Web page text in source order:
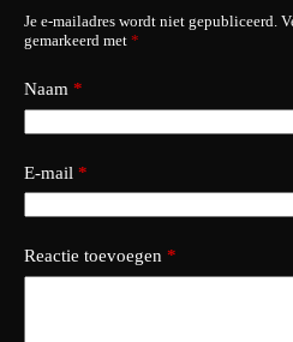
Je e-mailadres wordt niet gepubliceerd.
gemarkeerd met *
Naam *
E-mail *
Reactie toevoegen *